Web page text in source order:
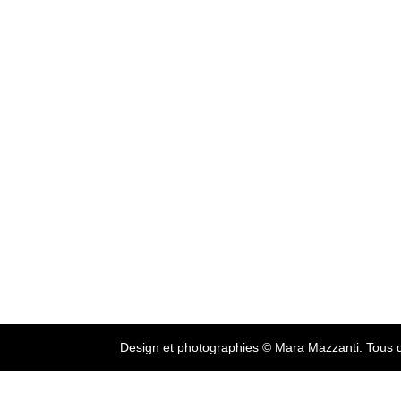
Design et photographies © Mara Mazzanti. Tous